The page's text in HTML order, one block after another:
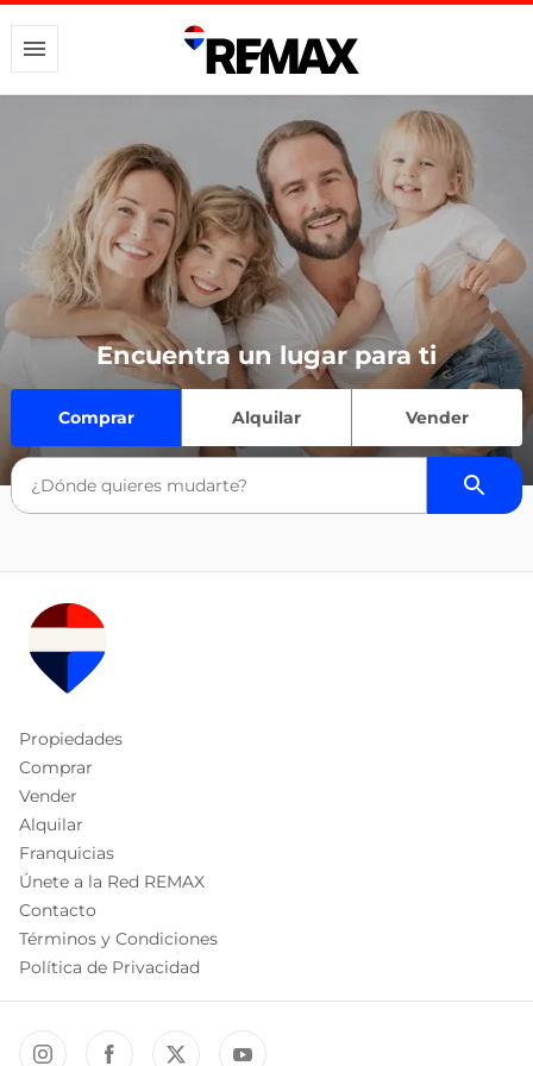
Encuentra un lugar para ti
Comprar Alquilar Vender
Propiedades
Comprar
Vender
Alquilar
Franquicias
Únete a la Red REMAX
Contacto
Términos y Condiciones
Política de Privacidad